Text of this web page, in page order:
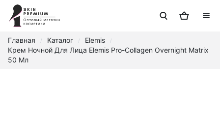
Главная / Каталог / Elemis /
Крем Ночной Для Лица Elemis Pro-Collagen Overnight Matrix
50 Мл